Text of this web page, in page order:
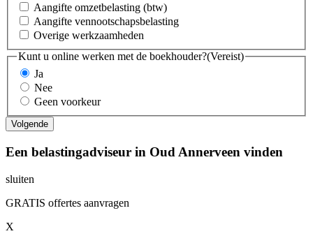
Aangifte omzetbelasting (btw)
Aangifte vennootschapsbelasting
Overige werkzaamheden
Kunt u online werken met de boekhouder?(Vereist)
Ja
Nee
Geen voorkeur
Een belastingadviseur in Oud Annerveen vinden
sluiten
GRATIS offertes aanvragen
X